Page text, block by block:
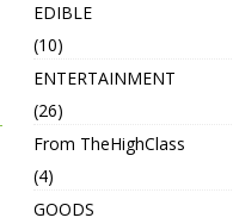
EDIBLE
(10)
ENTERTAINMENT
(26)
From TheHighClass
(4)
GOODS